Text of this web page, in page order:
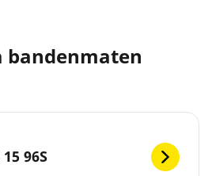
bandenmaten
96S